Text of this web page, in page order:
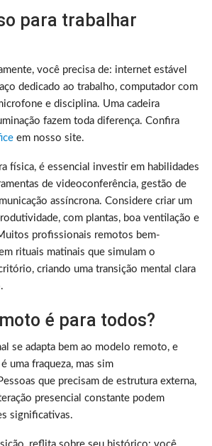
para trabalhar
você precisa de: internet estável
dedicado ao trabalho, computador com
e disciplina. Uma cadeira
fazem toda diferença. Confira
em nosso site.
física, é essencial investir em habilidades
de videoconferência, gestão de
assíncrona. Considere criar um
com plantas, boa ventilação e
profissionais remotos bem-
rituais matinais que simulam o
criando uma transição mental clara
é para todos?
se adapta bem ao modelo remoto, e
uma fraqueza, mas sim
que precisam de estrutura externa,
presencial constante podem
significativas.